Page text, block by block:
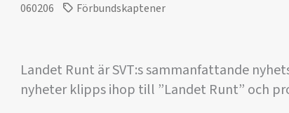
060206 Förbundskaptener
Landet Runt är SVT:s sammanfattande
nyheter klipps ihop till ”Landet Runt” och